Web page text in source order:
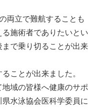
両立で難航することも
施術者でありたいとい
で乗り切ることが出来
ことが出来ました。
域の皆様へ健康のサポ
水泳協会医科学委員に